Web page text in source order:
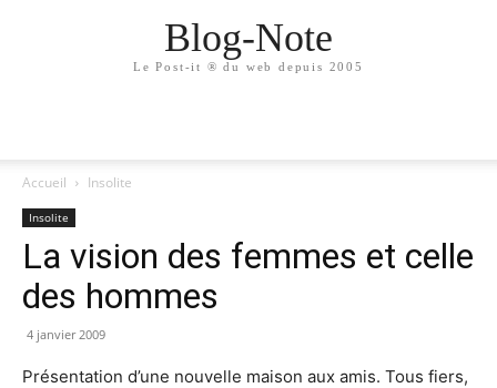
Blog-Note
Le Post-it ® du web depuis 2005
Accueil Insolite
Insolite
La vision des femmes et celle
des hommes
4 janvier 2009
Présentation d’une nouvelle maison aux amis. Tous fiers,